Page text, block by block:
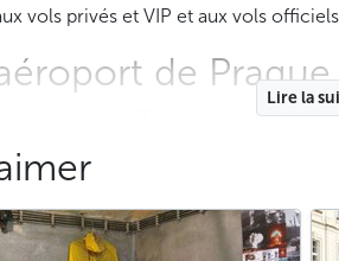
vols privés et VIP et aux vols officiels
de
solutions s’offrent à vous pour
nous vous proposons
avion a du retard, pas de panique !
Lire la